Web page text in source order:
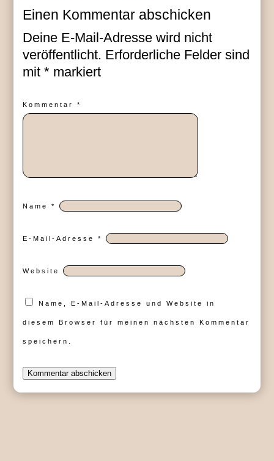
Einen Kommentar abschicken
Deine E-Mail-Adresse wird nicht
veröffentlicht. Erforderliche Felder sind
mit* markiert
Kommentar*
Name*
E-Mail-Adresse*
Website
Name, E-Mail-Adresse und Website in
diesem Browser für meinen nächsten Kommentar
speichern.
Kommentar abschicken